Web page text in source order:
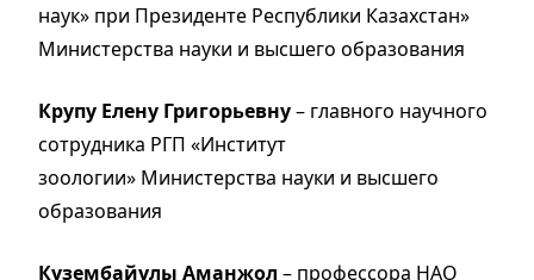
наук» при Президенте Республики Казахстан»
Министерства науки и высшего образования
Крупу Елену Григорьевну– главного научного
сотрудника РГП «Институт
зоологии» Министерства науки и высшего
образования
Күзембайұлы Аманжол – профессора НАО